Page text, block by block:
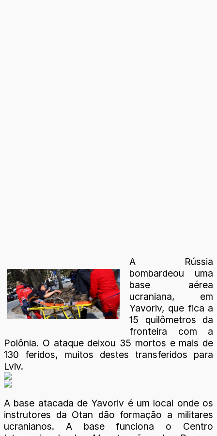
A Rússia
bombardeou uma
base aérea
ucraniana, em
Yavoriv, que fica a
15 quilômetros da
fronteira com a
Polônia. O ataque deixou 35 mortos e mais de
130 feridos, muitos destes transferidos para
Lviv.
A base atacada de Yavoriv é um local onde os
instrutores da Otan dão formação a militares
ucranianos. A base funciona o Centro